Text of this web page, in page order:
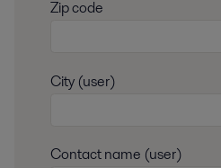
Zip code
City (user)
Contact name (user)